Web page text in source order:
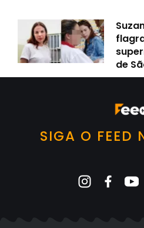
de
SIGA O FEED